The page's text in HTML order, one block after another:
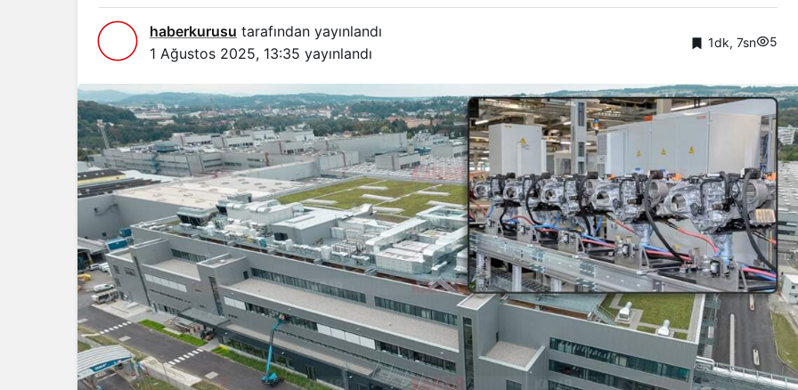
haberkurusu tarafından yayınlandı
1 Ağustos 2025, 13:35 yayınlandı
1dk, 7sn 5